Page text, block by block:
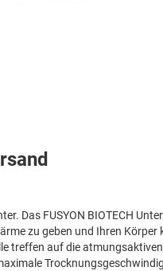
Das FUSYON BIOTECH
zu geben und Ihren Körper
treffen auf die